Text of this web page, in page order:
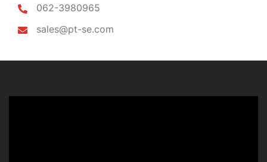
062-3980965
sales@pt-se.com